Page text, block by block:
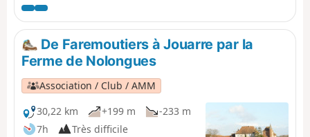
faufilent en sous-bois. On poursuit entre les champs,
avec quelques longues portions goudronnées et des
chemins. On termine entre ruelles et sentes dans
Mortcerf.
De Faremoutiers à Jouarre par la
Ferme de Nolongues
Association / Club / AMM
30,22 km
+199 m
-233 m
7h
Très difficile